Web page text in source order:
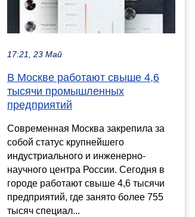
17:21, 23 Май
В Москве работают свыше 4,6
тысячи промышленных
предприятий
Современная Москва закрепила за
собой статус крупнейшего
индустриального и инженерно-
научного центра России. Сегодня в
городе работают свыше 4,6 тысячи
предприятий, где занято более 755
тысяч специал...